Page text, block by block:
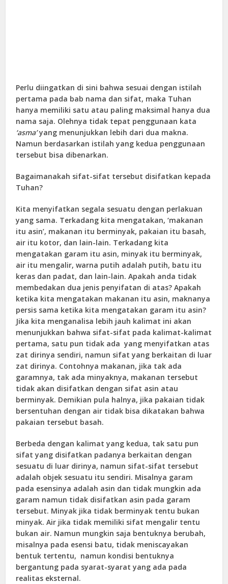
Perlu diingatkan di sini bahwa sesuai dengan istilah
pertama pada bab nama dan sifat, maka Tuhan
hanya memiliki satu atau paling maksimal hanya dua
nama saja. Olehnya tidak tepat penggunaan kata
‘asma’yang menunjukkan lebih dari dua makna.
Namun berdasarkan istilah yang kedua penggunaan
tersebut bisa dibenarkan.
Bagaimanakah sifat-sifat tersebut disifatkan kepada
Tuhan?
Kita menyifatkan segala sesuatu dengan perlakuan
yang sama. Terkadang kita mengatakan, ‘makanan
itu asin’, makanan itu berminyak, pakaian itu basah,
air itu kotor, dan lain-lain. Terkadang kita
mengatakan garam itu asin, minyak itu berminyak,
air itu mengalir, warna putih adalah putih, batu itu
keras dan padat, dan lain-lain. Apakah anda tidak
membedakan dua jenis penyifatan di atas? Apakah
ketika kita mengatakan makanan itu asin, maknanya
persis sama ketika kita mengatakan garam itu asin?
Jika kita menganalisa lebih jauh kalimat ini akan
menunjukkan bahwa sifat-sifat pada kalimat-kalimat
pertama, satu pun tidak ada yang menyifatkan atas
zat dirinya sendiri, namun sifat yang berkaitan di luar
zat dirinya. Contohnya makanan, jika tak ada
garamnya, tak ada minyaknya, makanan tersebut
tidak akan disifatkan dengan sifat asin atau
berminyak. Demikian pula halnya, jika pakaian tidak
bersentuhan dengan air tidak bisa dikatakan bahwa
pakaian tersebut basah.
Berbeda dengan kalimat yang kedua, tak satu pun
sifat yang disifatkan padanya berkaitan dengan
sesuatu di luar dirinya, namun sifat-sifat tersebut
adalah objek sesuatu itu sendiri. Misalnya garam
pada esensinya adalah asin dan tidak mungkin ada
garam namun tidak disifatkan asin pada garam
tersebut. Minyak jika tidak berminyak tentu bukan
minyak. Air jika tidak memiliki sifat mengalir tentu
bukan air. Namun mungkin saja bentuknya berubah,
misalnya pada esensi batu, tidak meniscayakan
bentuk tertentu, namun kondisi bentuknya
bergantung pada syarat-syarat yang ada pada
realitas eksternal.